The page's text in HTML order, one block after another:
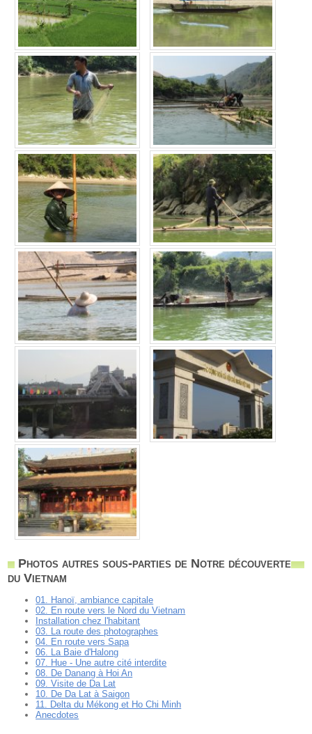
Photos autres sous-parties de Notre découverte
du Vietnam
01. Hanoï, ambiance capitale
02. En route vers le Nord du Vietnam
Installation chez l'habitant
03. La route des photographes
04. En route vers Sapa
06. La Baie d'Halong
07. Hue - Une autre cité interdite
08. De Danang à Hoi An
09. Visite de Da Lat
10. De Da Lat à Saigon
11. Delta du Mékong et Ho Chi Minh
Anecdotes